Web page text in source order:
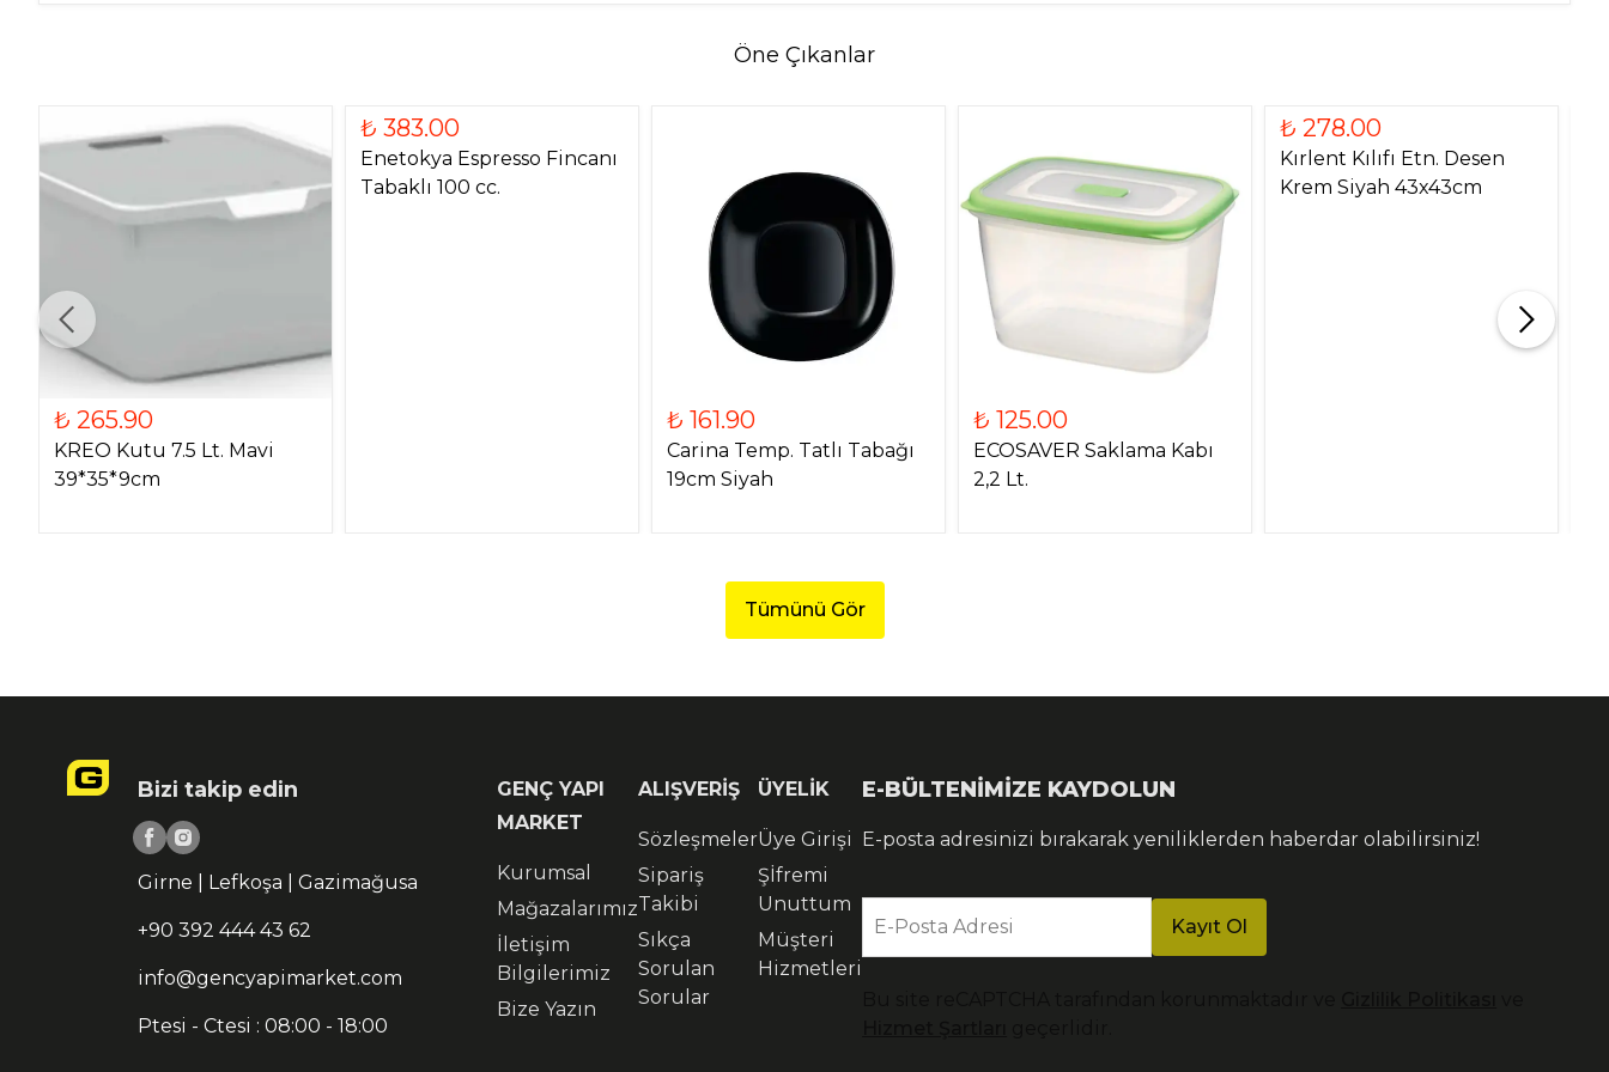
Öne Çıkanlar
₺ 265.90
KREO Kutu 7.5 Lt. Mavi
39*35*9cm
₺ 383.00
Enetokya Espresso Fincanı
Tabaklı 100 cc.
₺ 161.90
Carina Temp. Tatlı Tabağı
19cm Siyah
₺ 125.00
ECOSAVER Saklama Kabı
2,2 Lt.
₺ 278.00
Kırlent Kılıfı Etn. Desen
Krem Siyah 43x43cm
Tümünü Gör
Bizi takip edin
Girne | Lefkoşa | Gazimağusa
+90 392 444 43 62
info@gencyapimarket.com
Ptesi - Ctesi : 08:00 - 18:00
GENÇ YAPI
MARKET
Kurumsal
Mağazalarımız
İletişim
Bilgilerimiz
Bize Yazın
ALIŞVERİŞ
Sözleşmeler
Sipariş
Takibi
Sıkça
Sorulan
Sorular
ÜYELİK
Üye Girişi
Şİfremi
Unuttum
Müşteri
Hizmetleri
E-BÜLTENİMİZE KAYDOLUN
E-posta adresinizi bırakarak yeniliklerden haberdar olabilirsiniz!
E-Posta Adresi Kayıt Ol